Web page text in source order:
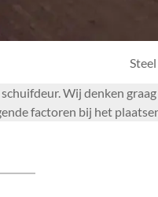
Wij denken
factoren bij het